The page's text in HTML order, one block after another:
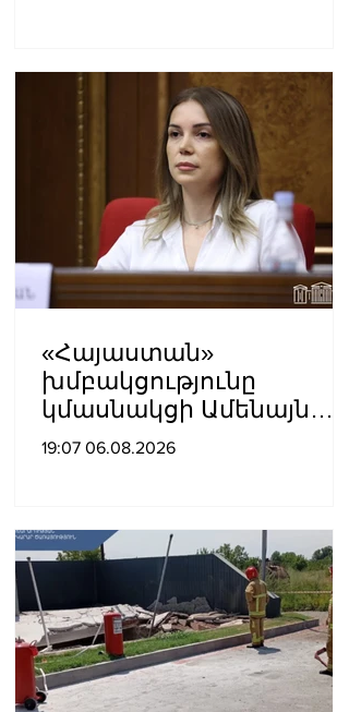
«Հայաստան»
խմբակցությունը
կմասնակցի Ամենայն
Հայոց Կաթողիկոսի
19:07 06.08.2026